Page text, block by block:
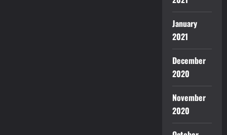
January
2021
December
2020
November
2020